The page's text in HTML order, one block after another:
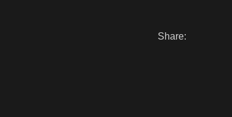
Share: